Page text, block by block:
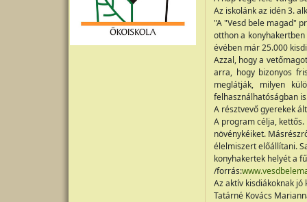
Az iskolánk az idén 3.
"A "Vesd bele magad"
otthon a
évében már 25.000
Azzal, hogy a
arra, hogy bizonyos
meglátják, milyen
felhasználhatóságban
A résztvevő gyerekek
A program célja,
növénykéiket.
élelmiszert előállítani.
konyhakertek helyét a
/forrás:
Az aktív kisdiákoknak
Tatárné Kovács